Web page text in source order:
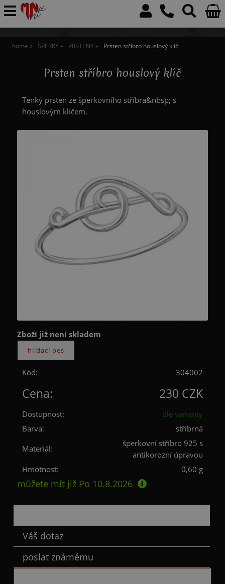
home ŠPERKY PRSTENY Prsten stříbro houslový klíč
Prsten stříbro houslový klíč
Tenký prsten ze šperkovního stříbra&nbsp; s
houslovým klíčem.
Zboží již není skladem
Kód: 304002
Cena: 230 CZK
Dostupnost:
dle varianty
Barva:
stříbrná
Materiál:
šperkovní stříbro 925 s
antikorozní úpravou
Hmotnost:
0,60 g
můžete mít již Po 10.8.2026
Váš dotaz
poslat známému